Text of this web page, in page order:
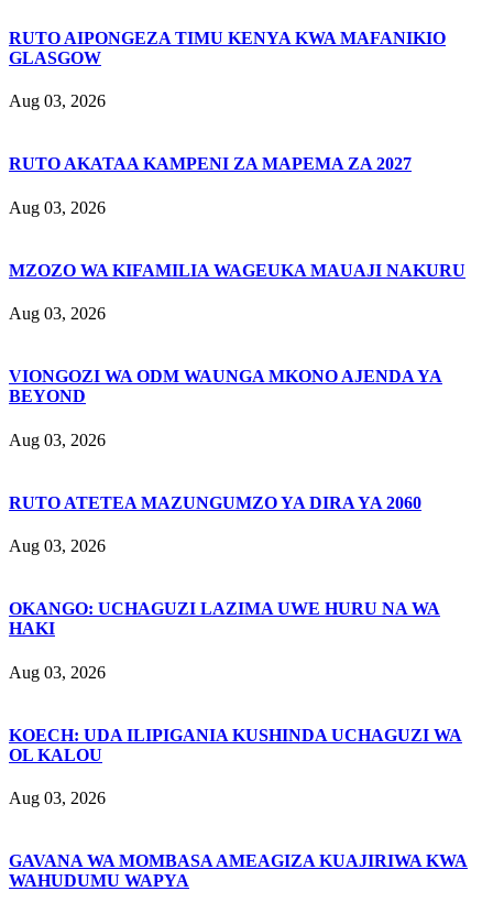
RUTO AIPONGEZA TIMU KENYA KWA MAFANIKIO
GLASGOW
Aug 03, 2026
RUTO AKATAA KAMPENI ZA MAPEMA ZA 2027
Aug 03, 2026
MZOZO WA KIFAMILIA WAGEUKA MAUAJI NAKURU
Aug 03, 2026
VIONGOZI WA ODM WAUNGA MKONO AJENDA YA
BEYOND
Aug 03, 2026
RUTO ATETEA MAZUNGUMZO YA DIRA YA 2060
Aug 03, 2026
OKANGO: UCHAGUZI LAZIMA UWE HURU NA WA
HAKI
Aug 03, 2026
KOECH: UDA ILIPIGANIA KUSHINDA UCHAGUZI WA
OL KALOU
Aug 03, 2026
GAVANA WA MOMBASA AMEAGIZA KUAJIRIWA KWA
WAHUDUMU WAPYA